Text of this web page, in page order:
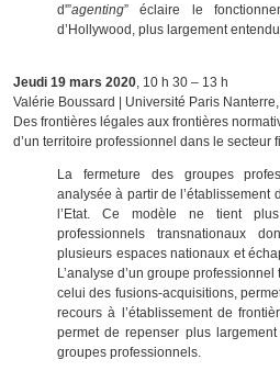
d'”agenting” éclaire le
d’Hollywood, plus largement
Jeudi 19 mars 2020, 10 h 30 – 13 h
Valérie Boussard | Université Paris
Des frontières légales aux frontières
d’un territoire professionnel dans le secteur
La fermeture des groupes
analysée à partir de l’établissement
l’Etat. Ce modèle ne tient
professionnels transnationaux
plusieurs espaces nationaux et
L’analyse d’un groupe
celui des fusions-acquisitions,
recours à l’établissement de
permet de repenser plus
groupes professionnels.